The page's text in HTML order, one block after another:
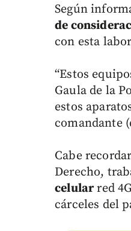
Según
de
con esta
“Estos
Gaula de la
estos
comandante
Cabe
Derecho,
celularred
cárceles del